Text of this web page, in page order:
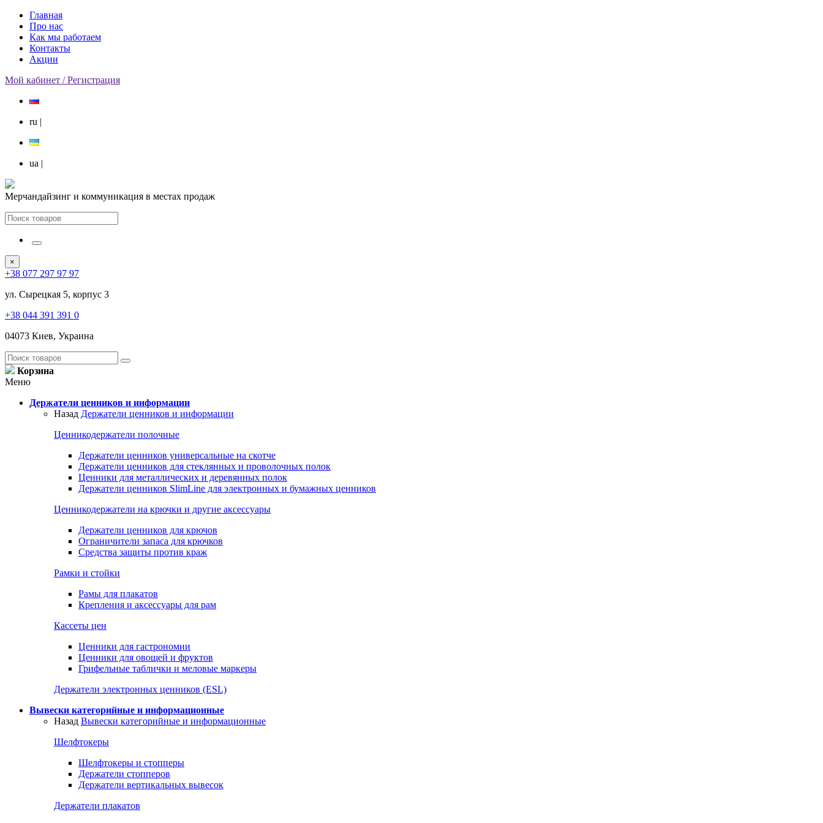
Главная
Про нас
Как мы работаем
Контакты
Акции
Мой кабинет / Регистрация
ru |
ua |
Мерчандайзинг и коммуникация в местах продаж
×
+38 077 297 97 97
ул. Сырецкая 5, корпус 3
+38 044 391 391 0
04073 Киев, Украина
Корзина
Меню
Держатели ценников и информации
Назад Держатели ценников и информации
Ценникодержатели полочные
Держатели ценников универсальные на скотче
Держатели ценников для стеклянных и проволочных полок
Ценники для металлических и деревянных полок
Держатели ценников SlimLine для электронных и бумажных ценников
Ценникодержатели на крючки и другие аксессуары
Держатели ценников для крючов
Ограничители запаса для крючков
Средства защиты против краж
Рамки и стойки
Рамы для плакатов
Крепления и аксессуары для рам
Кассеты цен
Ценники для гастрономии
Ценники для овощей и фруктов
Грифельные таблички и меловые маркеры
Держатели электронных ценников (ESL)
Вывески категорийные и информационные
Назад Вывески категорийные и информационные
Шелфтокеры
Шелфтокеры и стопперы
Держатели стопперов
Держатели вертикальных вывесок
Держатели плакатов